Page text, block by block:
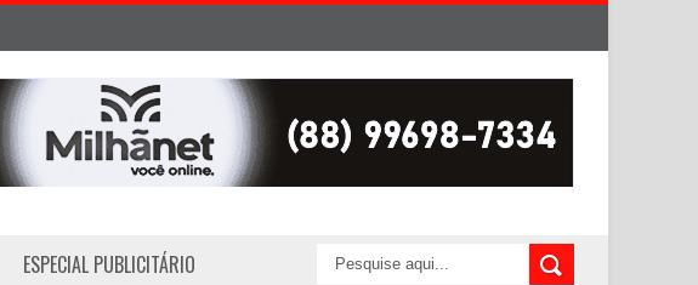
ESPECIAL PUBLICITÁRIO